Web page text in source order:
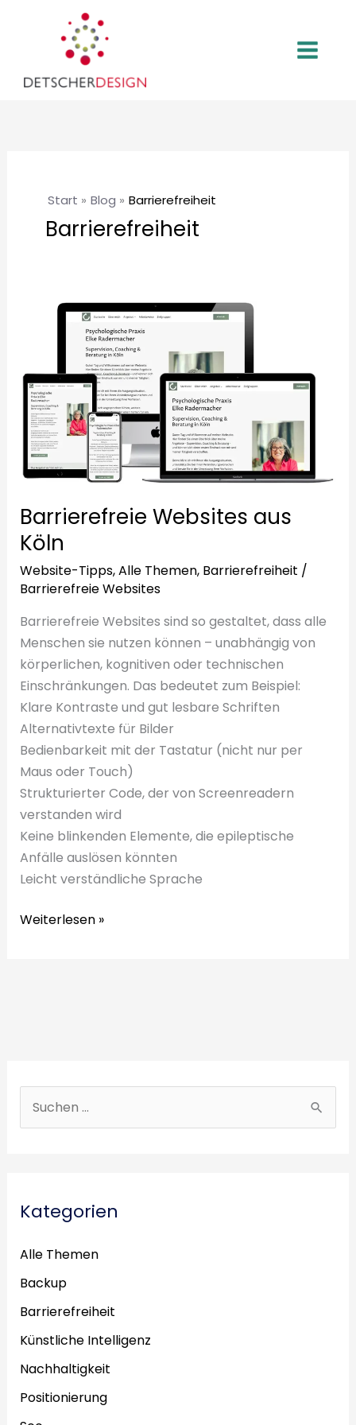
u
n
a
Kategorien
Alle Themen
Backup
Barrierefreiheit
Künstliche Intelligenz
Nachhaltigkeit
Positionierung
Start Blog Barrierefreiheit
Barrierefreiheit
Barrierefreie Websites aus
Köln
Website-Tipps,Alle Themen, Barrierefreiheit /
Barrierefreie Websites
Barrierefreie Websites sind so gestaltet, dass alle
Menschen sie nutzen können – unabhängig von
körperlichen, kognitiven oder technischen
Einschränkungen. Das bedeutet zum Beispiel:
Klare Kontraste und gut lesbare Schriften
Alternativtexte für Bilder
Bedienbarkeit mit der Tastatur (nicht nur per
Maus oder Touch)
Strukturierter Code, der von Screenreadern
verstanden wird
Keine blinkenden Elemente, die epileptische
Anfälle auslösen könnten
Leicht verständliche Sprache
Barrierefreie
Weiterlesen »